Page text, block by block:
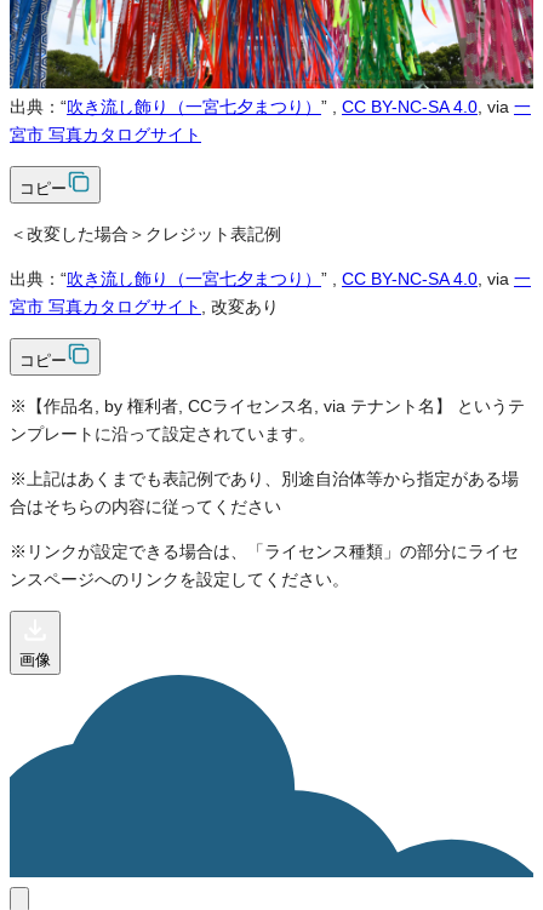
必須
クレジット表記例
出典：“吹き流し飾り（一宮七夕まつり） ” CC BY-NC-SA 4.0 , via 一
宮市 写真カタログサイト
コピー
＜改変した場合＞クレジット表記例
出典：“吹き流し飾り（一宮七夕まつり） ” CC BY-NC-SA 4.0 , via 一
宮市 写真カタログサイト
, 改変あり
コピー
※【作品名, by 権利者, CCライセンス名, via テナント名】 というテ
ンプレートに沿って設定されています。
※上記はあくまでも表記例であり、別途自治体等から指定がある場
合はそちらの内容に従ってください
※リンクが設定できる場合は、「ライセンス種類」の部分にライセ
ンスページへのリンクを設定してください。
画像